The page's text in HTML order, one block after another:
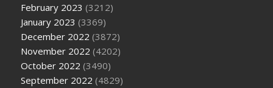
February 2023 (3212)
January 2023 (3369)
December 2022 (3872)
November 2022 (4202)
October 2022 (3490)
September 2022 (4829)